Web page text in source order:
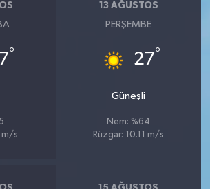
°
m/s
13 AĞUSTOS
PERŞEMBE
27°
Güneşli
Nem: %64
Rüzgar: 10.11 m/s